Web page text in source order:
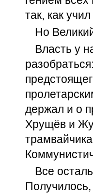
так, как
Но
Власть у
держал и о
Хрущёв и
Все